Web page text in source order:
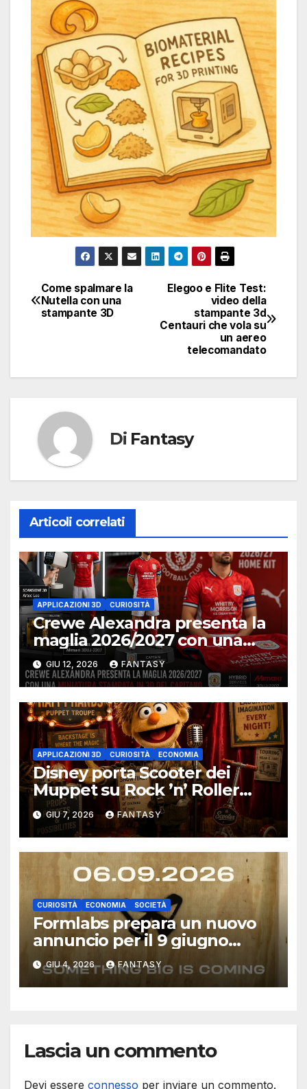
Navigazione
articoli
Elegoo e Flite Test:
video della
stampante 3d
Centauri che vola su
un aereo
telecomandato
Come spalmare la
Nutella con una
stampante 3D
Di Fantasy
Articoli correlati
APPLICAZIONI 3D CURIOSITÀ
Crewe Alexandra presenta la
maglia 2026/2027 con una
miniatura 3D del capitano
GIU 12, 2026 FANTASY
APPLICAZIONI 3D CURIOSITÀ ECONOMIA
Disney porta Scooter dei
Muppet su Rock ’n’ Roller
Coaster con una scocca
stampata in 3D
GIU 7, 2026 FANTASY
CURIOSITÀ ECONOMIA SOCIETÀ
Formlabs prepara un nuovo
annuncio per il 9 giugno
2026: il teaser parla di un
prodotto “big”
GIU 4, 2026 FANTASY
Lascia un commento
Devi essere connesso per inviare un commento.